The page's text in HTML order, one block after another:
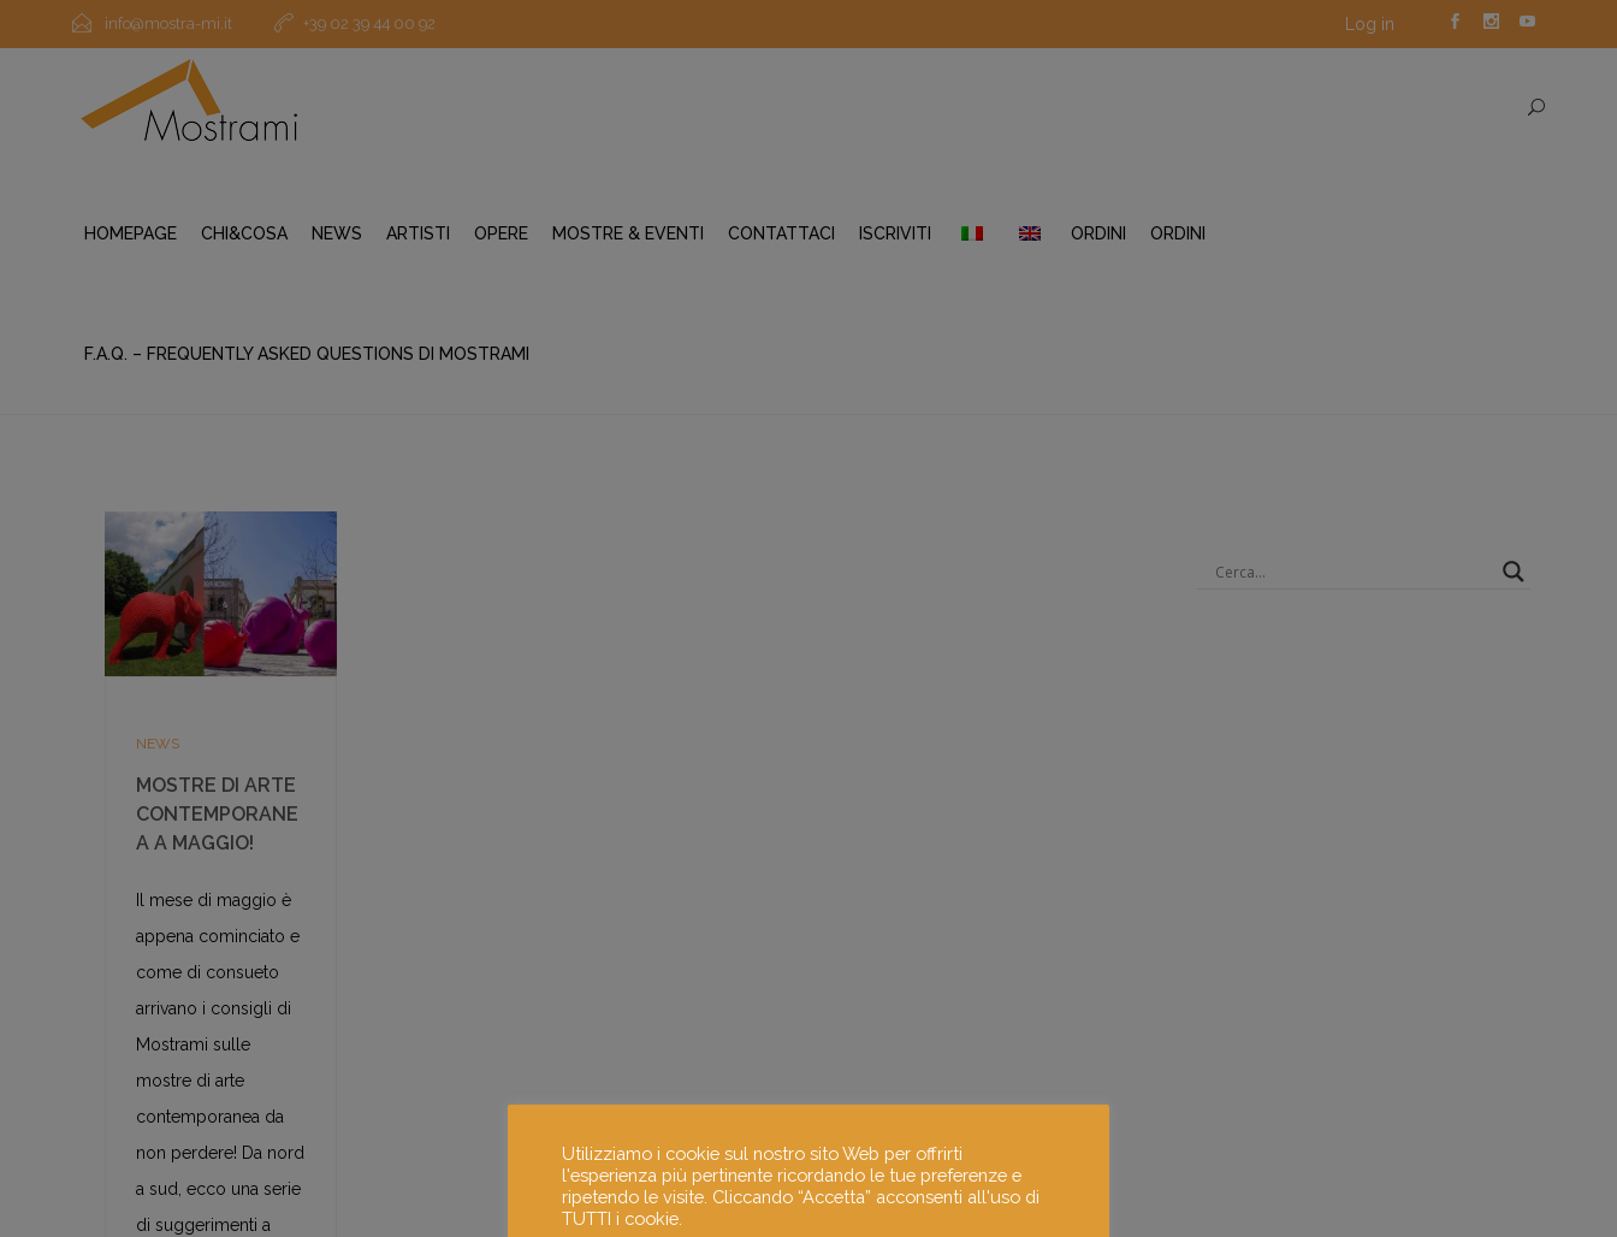
info@mostra-mi.it +39 02 39 44 00 92 Log in
HOMEPAGE CHI&COSA NEWS ARTISTI OPERE MOSTRE & EVENTI CONTATTACI ISCRIVITI ORDINI ORDINI
F.A.Q. – FREQUENTLY ASKED QUESTIONS DI MOSTRAMI
NEWS
MOSTRE DI ARTE
CONTEMPORANE
A A MAGGIO!
Il mese di maggio è
appena cominciato e
come di consueto
arrivano i consigli di
Mostrami sulle
mostre di arte
contemporanea da
non perdere! Da nord
a sud, ecco una serie
di suggerimenti a
Utilizziamo i cookie sul nostro sito Web per offrirti
l'esperienza più pertinente ricordando le tue preferenze e
ripetendo le visite. Cliccando “Accetta” acconsenti all'uso di
TUTTI i cookie.